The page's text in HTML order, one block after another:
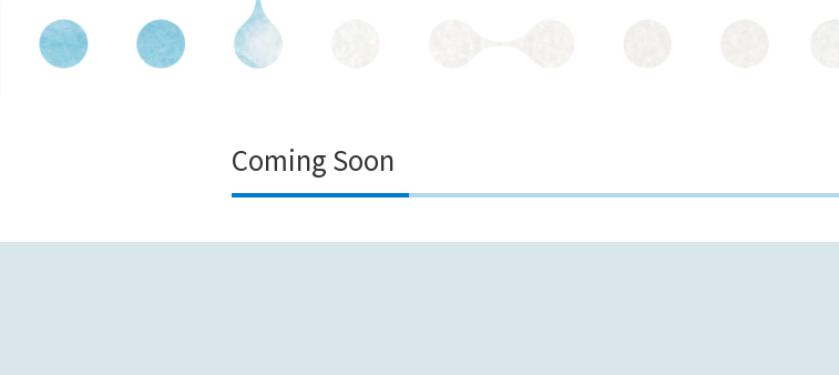
Coming Soon